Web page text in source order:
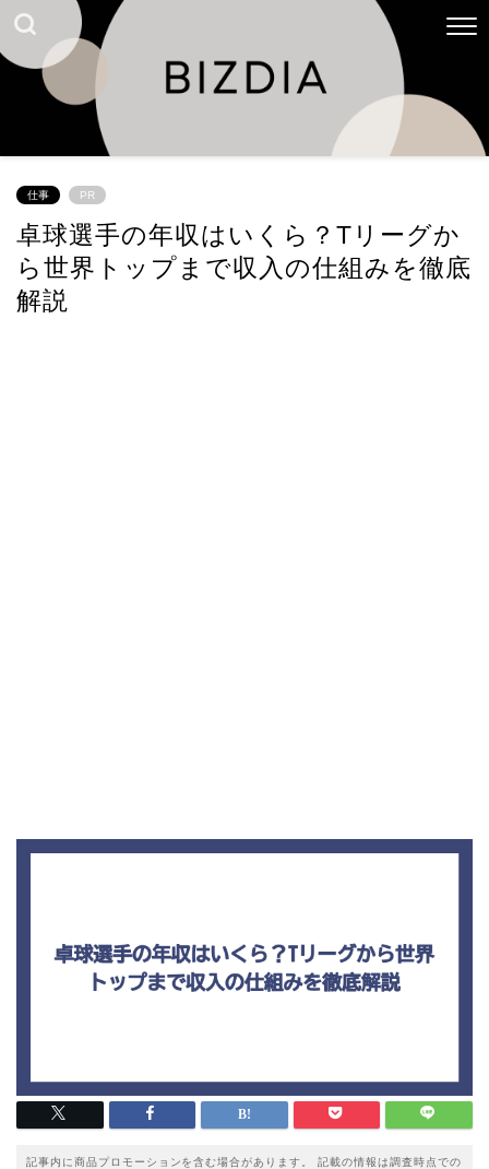
仕事 PR
卓球選手の年収はいくら？Tリーグか
ら世界トップまで収入の仕組みを徹底
解説
記事内に商品プロモーションを含む場合があります。 記載の情報は調査時点での